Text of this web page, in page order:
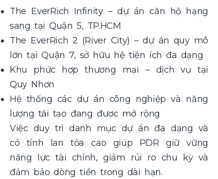
The EverRich Infinity – dự án căn hộ hạng
sang tại Quận 5, TP.HCM
The EverRich 2 (River City) – dự án quy mô
lớn tại Quận 7, sở hữu hệ tiện ích đa dạng
Khu phức hợp thương mại – dịch vụ tại
Quy Nhơn
Hệ thống các dự án công nghiệp và năng
lượng tái tạo đang được mở rộng
Việc duy trì danh mục dự án đa dạng và
có tính lan tỏa cao giúp PDR giữ vững
năng lực tài chính, giảm rủi ro chu kỳ và
đảm bảo dòng tiền trong dài hạn.